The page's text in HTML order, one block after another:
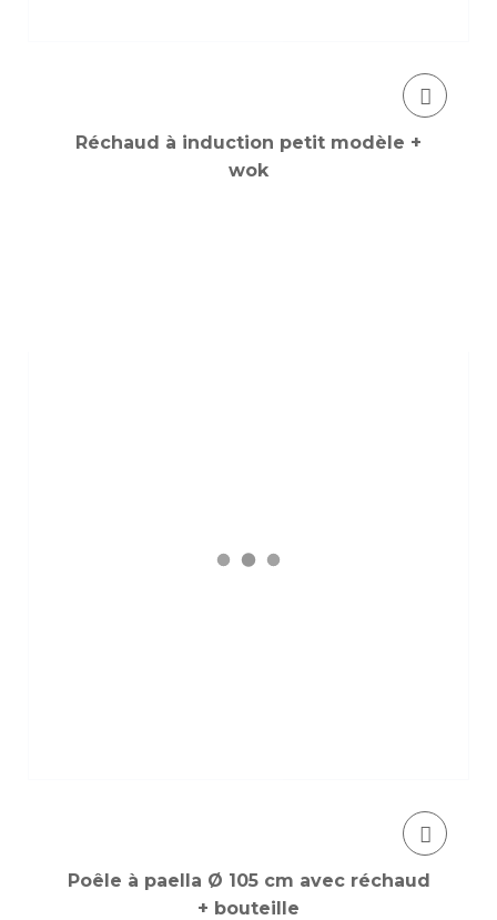
Réchaud à induction petit modèle +
wok
Poêle à paella Ø 105 cm avec réchaud
+ bouteille